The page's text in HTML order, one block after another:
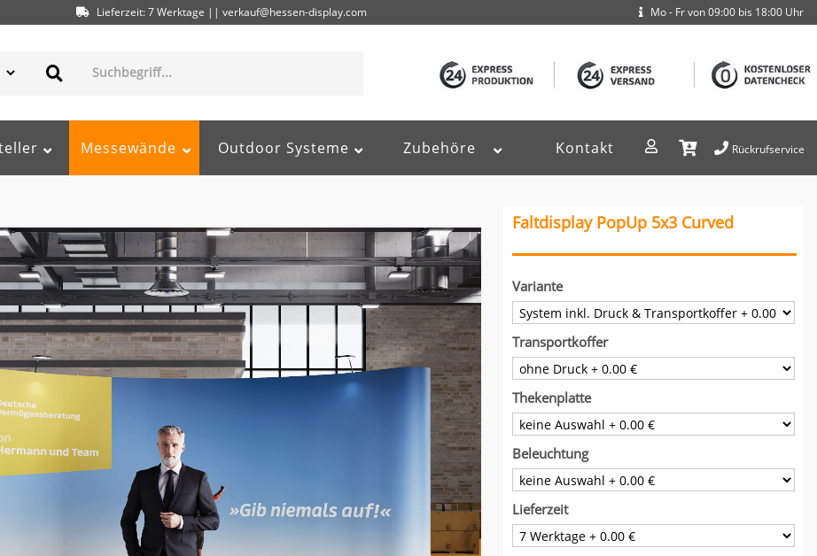
Lieferzeit: 7 Werktage || verkauf@hessen-display.com Mo - Fr von 09:00 bis 18:00 Uhr
Messewände Outdoor Systeme Zubehöre Kontakt Rückrufservice
95617584000
Faltdisplay PopUp 5x3 Curved
Variante
Transportkoffer
Thekenplatte
Beleuchtung
Lieferzeit